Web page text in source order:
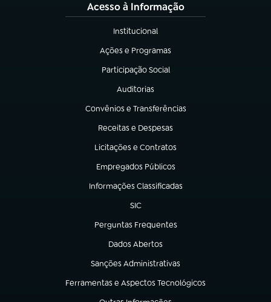
Acesso à Informação
Institucional
(abre em nova aba)
Ações e Programas
(abre em nova aba)
Participação Social
(abre em nova aba)
Auditorias
(abre em nova aba)
Convênios e Transferências
(abre em nova aba)
Receitas e Despesas
(abre em nova aba)
Licitações e Contratos
(abre em nova aba)
Empregados Públicos
(abre em nova aba)
Informações Classificadas
(abre em nova aba)
SIC
(abre em nova aba)
Perguntas Frequentes
(abre em nova aba)
Dados Abertos
(abre em nova aba)
Sanções Administrativas
(abre em nova aba)
Ferramentas e Aspectos Tecnológicos
(abre em nova aba)